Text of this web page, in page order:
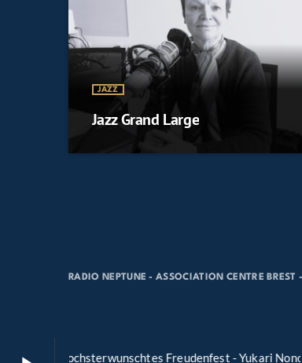
194 Hochsterwunschtes Freudenfest - Yukari
JAZZ
Jazz Grand Large
RADIO NEPTUNE - ASSOCIATION CENTRE